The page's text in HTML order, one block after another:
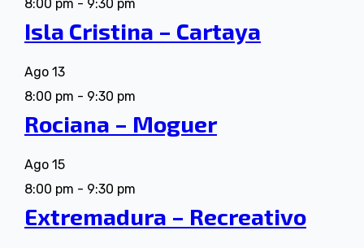
8:00 pm - 9:30 pm
Isla Cristina – Cartaya
Ago 13
8:00 pm - 9:30 pm
Rociana – Moguer
Ago 15
8:00 pm - 9:30 pm
Extremadura – Recreativo